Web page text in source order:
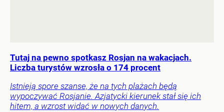
Tutaj na pewno spotkasz Rosjan na wakacjach.
Liczba turystów wzrosła o 174 procent
Istnieją spore szanse, że na tych plażach będą
wypoczywać Rosjanie. Azjatycki kierunek stał się ich
hitem, a wzrost widać w nowych danych.